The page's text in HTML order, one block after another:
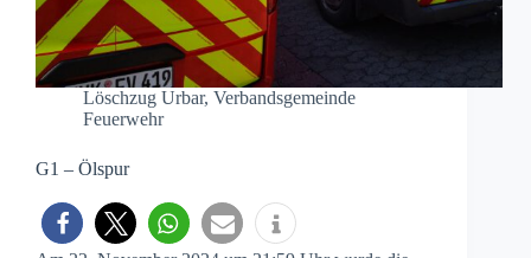
Löschzug Urbar, Verbandsgemeinde
Feuerwehr
G1 – Ölspur